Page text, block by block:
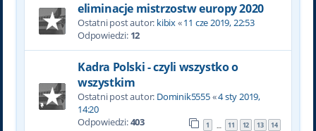
eliminacje mistrzostw europy 2020
Ostatni post autor: kibix«11 cze 2019, 22:53
Odpowiedzi: 12
Kadra Polski - czyli wszystko o
wszystkim
Ostatni post autor: Dominik5555«4 sty 2019,
14:20
Odpowiedzi:403 1 … 11 12 13 14